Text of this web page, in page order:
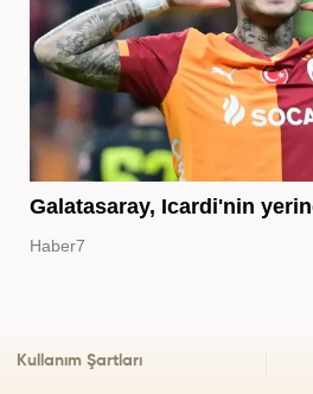
Galatasaray, Icardi'nin
Haber7
Kullanım Şartları